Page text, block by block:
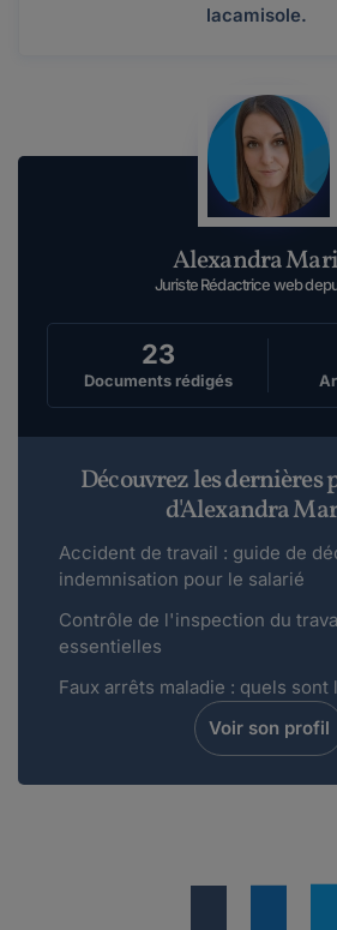
lacamisole.
tenter de vous exposer mon
Lire plus
BastienBo.
le 05-04-2017
Et qu'en est t'il pour un job d'été
par exemple? Je désire
Joo.
le 21-07-2015
Bonjour, ai-je le droit de
sont prevue pour la
Lire plus
MINOUCH.
Bonjour,je suis représentante
en tant que telle je peux
Lire plus
le 09-06-2015
Alexandra
Juriste Rédactrice web
23
Documents rédigés
Découvrez les
d'Alexandra
Accident de travail : guide de
indemnisation pour le salarié
Contrôle de l'inspection du
essentielles
Faux arrêts maladie : quels sont
Voir son profil